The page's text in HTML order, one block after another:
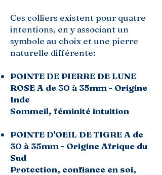
Ces colliers existent pour quatre
intentions, en y associant un
symbole au choix et une pierre
naturelle différente:
POINTE DE PIERRE DE LUNE
ROSE A de 30 à 35mm - Origine
Inde
Sommeil, féminité intuition
POINTE D'OEIL DE TIGRE A de
30 à 35mm - Origine Afrique du
Sud
Protection, confiance en soi,